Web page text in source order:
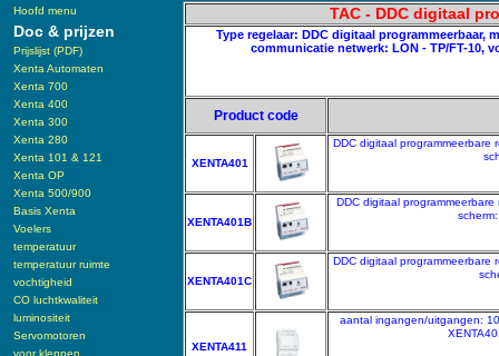
Hoofd menu
Doc & prijzen
Prijslijst (PDF)
Xenta Automaten
Xenta 700
Xenta 400
Xenta 300
Xenta 280
Xenta 101 & 121
Xenta OP
Xenta 500/900
Basis Xenta
Voelers
temperatuur
temperatuur ruimte
vochtigheid
CO luchtkwaliteit
luminositeit
Servomotoren
voor kleppen
TAC - DDC digitaal
Type regelaar: DDC digitaal programmeerbaar,
communicatie netwerk: LON - TP/FT-10,
Product code
XENTA401
DDC digitaal
XENTA401B
DDC digitaal
XENTA401C
DDC digitaal
XENTA411
aantal ingangen/uitgangen: